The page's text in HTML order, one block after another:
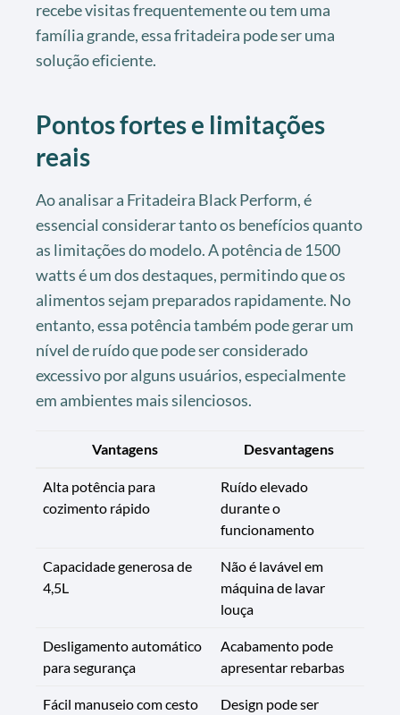
recebe visitas frequentemente ou tem uma
família grande, essa fritadeira pode ser uma
solução eficiente.
Pontos fortes e limitações
reais
Ao analisar a Fritadeira Black Perform, é
essencial considerar tanto os benefícios quanto
as limitações do modelo. A potência de 1500
watts é um dos destaques, permitindo que os
alimentos sejam preparados rapidamente. No
entanto, essa potência também pode gerar um
nível de ruído que pode ser considerado
excessivo por alguns usuários, especialmente
em ambientes mais silenciosos.
Vantagens Desvantagens
Alta potência para
cozimento rápido
Ruído elevado
durante o
funcionamento
Capacidade generosa de
4,5L
Não é lavável em
máquina de lavar
louça
Desligamento automático
para segurança
Acabamento pode
apresentar rebarbas
Fácil manuseio com cesto
Design pode ser